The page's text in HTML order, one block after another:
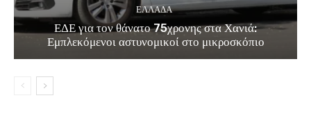
ΕΛΛΑΔΑ
ΕΔΕ για τον θάνατο 75χρονης στα Χανιά:
Εμπλεκόμενοι αστυνομικοί στο μικροσκόπιο